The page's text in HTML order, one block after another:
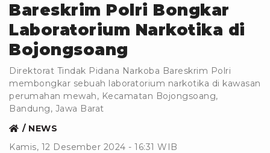
Bareskrim Polri Bongkar
Laboratorium Narkotika di
Bojongsoang
Direktorat Tindak Pidana Narkoba Bareskrim Polri
membongkar sebuah laboratorium narkotika di kawasan
perumahan mewah, Kecamatan Bojongsoang,
Bandung, Jawa Barat
NEWS
Kamis, 12 Desember 2024 - 16:31 WIB